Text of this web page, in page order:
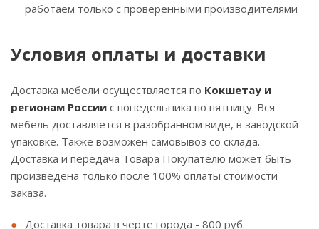
работаем только с проверенными производителями
Условия оплаты и доставки
Доставка мебели осуществляется по Кокшетау и
регионам России с понедельника по пятницу. Вся
мебель доставляется в разобранном виде, в заводской
упаковке. Также возможен самовывоз со склада.
Доставка и передача Товара Покупателю может быть
произведена только после 100% оплаты стоимости
заказа.
Доставка товара в черте города - 800 руб.